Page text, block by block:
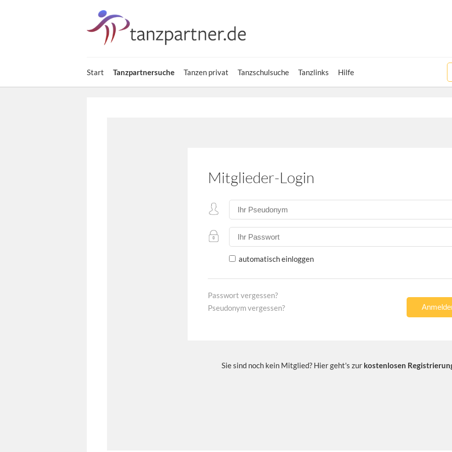
Start Tanzpartnersuche Tanzen privat Tanzschulsuche Tanzlinks Hilfe
Mitglieder-Login
automatisch einloggen
Passwort vergessen?
Pseudonym vergessen?
Sie sind noch kein Mitglied? Hier geht's zur kostenlosen